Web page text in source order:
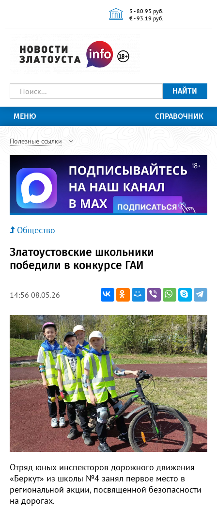
$ - 80.93 руб.
€ - 93.19 руб.
НАЙТИ
МЕНЮ СПРАВОЧНИК
Полезные ссылки
Общество
Златоустовские школьники
победили в конкурсе ГАИ
14:56 08.05.26
Отряд юных инспекторов дорожного движения
«Беркут» из школы №4 занял первое место в
региональной акции, посвящённой безопасности
на дорогах.